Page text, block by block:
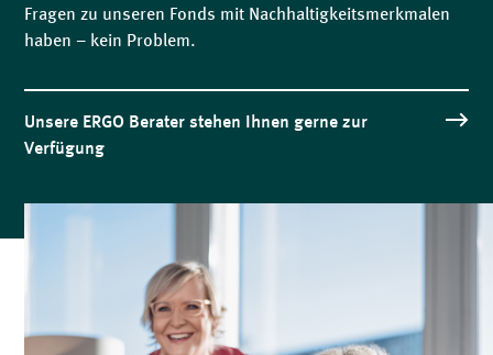
Fragen zu unseren Fonds mit Nachhaltigkeitsmerkmalen
haben – kein Problem.
Unsere ERGO Berater stehen Ihnen gerne zur
Verfügung